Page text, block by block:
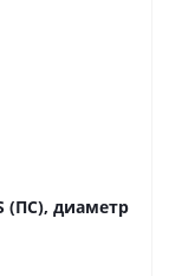
(ПС), диаметр